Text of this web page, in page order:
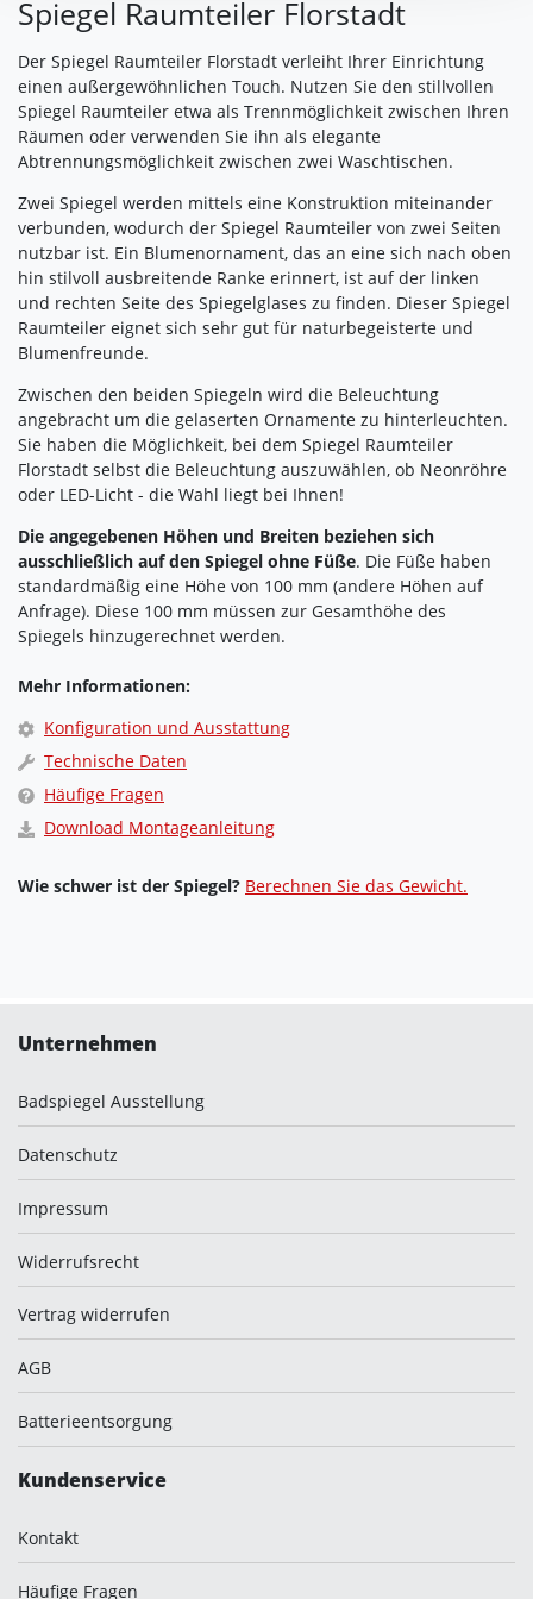
Spiegel Raumteiler Florstadt
Der Spiegel Raumteiler Florstadt verleiht Ihrer Einrichtung
einen außergewöhnlichen Touch. Nutzen Sie den stillvollen
Spiegel Raumteiler etwa als Trennmöglichkeit zwischen Ihren
Räumen oder verwenden Sie ihn als elegante
Abtrennungsmöglichkeit zwischen zwei Waschtischen.
Zwei Spiegel werden mittels eine Konstruktion miteinander
verbunden, wodurch der Spiegel Raumteiler von zwei Seiten
nutzbar ist. Ein Blumenornament, das an eine sich nach oben
hin stilvoll ausbreitende Ranke erinnert, ist auf der linken
und rechten Seite des Spiegelglases zu finden. Dieser Spiegel
Raumteiler eignet sich sehr gut für naturbegeisterte und
Blumenfreunde.
Zwischen den beiden Spiegeln wird die Beleuchtung
angebracht um die gelaserten Ornamente zu hinterleuchten.
Sie haben die Möglichkeit, bei dem Spiegel Raumteiler
Florstadt selbst die Beleuchtung auszuwählen, ob Neonröhre
oder LED-Licht - die Wahl liegt bei Ihnen!
Die angegebenen Höhen und Breiten beziehen sich
ausschließlich auf den Spiegel ohne Füße. Die Füße haben
standardmäßig eine Höhe von 100 mm (andere Höhen auf
Anfrage). Diese 100 mm müssen zur Gesamthöhe des
Spiegels hinzugerechnet werden.
Mehr Informationen:
Konfiguration und Ausstattung
Technische Daten
Häufige Fragen
Download Montageanleitung
Wie schwer ist der Spiegel? Berechnen Sie das Gewicht.
Unternehmen
Badspiegel Ausstellung
Datenschutz
Impressum
Widerrufsrecht
Vertrag widerrufen
AGB
Batterieentsorgung
Kundenservice
Kontakt
Häufige Fragen